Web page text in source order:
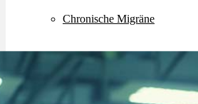
Chronische Migräne
Depressionen